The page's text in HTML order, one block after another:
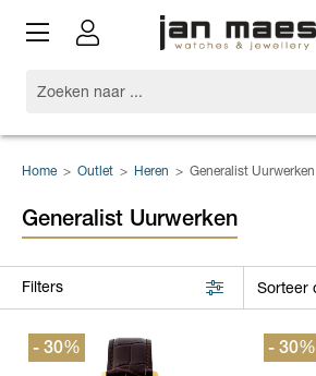
Home > Outlet > Heren > Generalist Uurwerken
Generalist Uurwerken
Filters
- 30% - 30%